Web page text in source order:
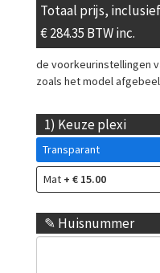
Totaal prijs,
€284.35 BTW inc.
de voorkeurinstellingen
zoals het model
1) Keuze plexi
Transparant
Mat + € 15.00
✎ Huisnummer